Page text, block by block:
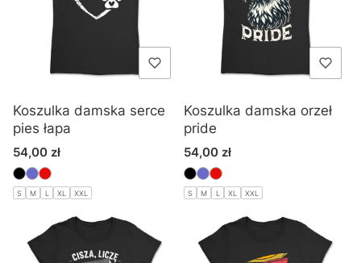
Koszulka damska serce
pies łapa
Cena
54,00 zł
S M L XL XXL
Koszulka damska orzeł
pride
Cena
54,00 zł
S M L XL XXL